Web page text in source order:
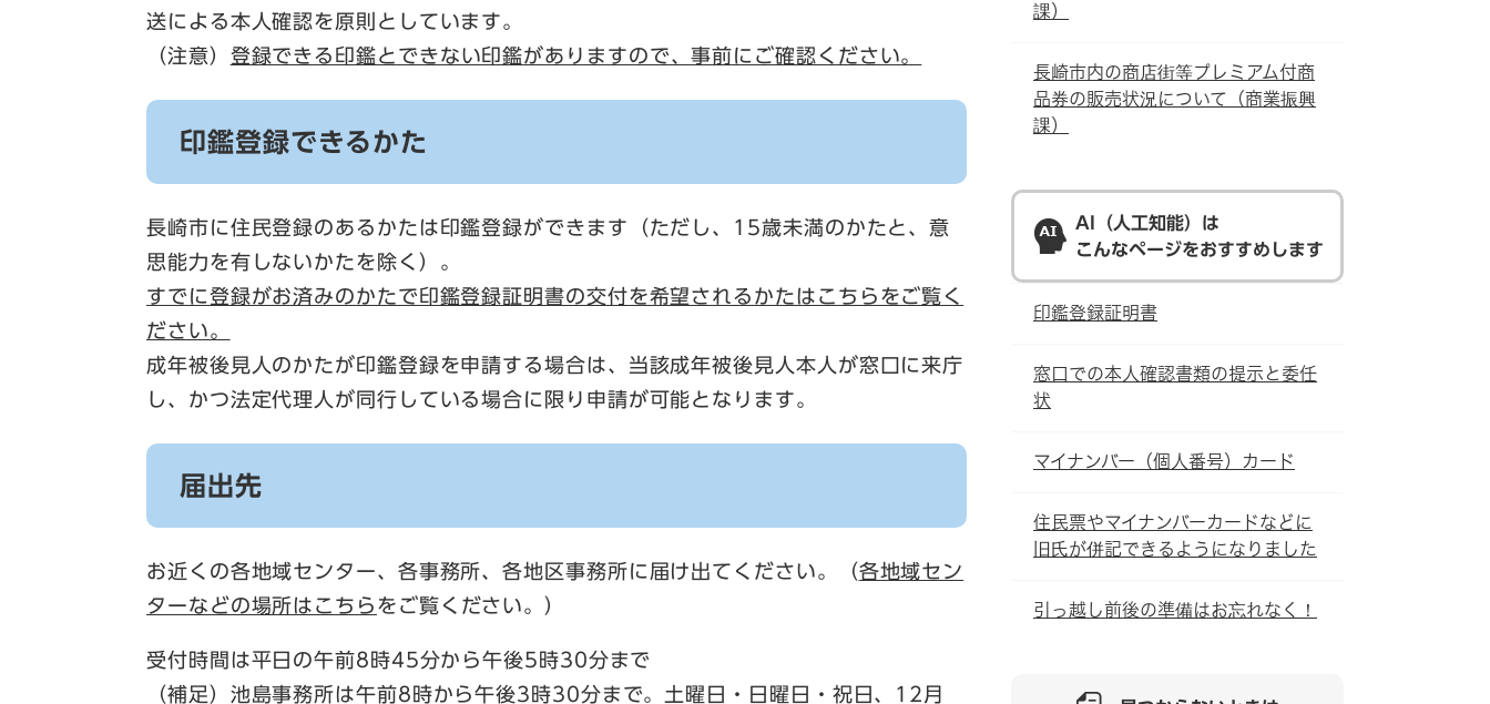
送による本人確認を原則としています。
​（注意） 登録できる印鑑とできない印鑑がありますので、事前にご確認ください。
印鑑登録できるかた
長崎市に住民登録のあるかたは印鑑登録ができます（ただし、15歳未満のかたと、意
思能力を有しないかたを除く）。
すでに登録がお済みのかたで印鑑登録証明書の交付を希望されるかたはこちらをご覧く
ださい。
成年被後見人のかたが印鑑登録を申請する場合は、当該成年被後見人本人が窓口に来庁
し、かつ法定代理人が同行している場合に限り申請が可能となります。
届出先
お近くの各地域センター、各事務所、各地区事務所に届け出てください。（​各地域セン
ターなどの場所はこちら をご覧ください。）
受付時間は平日の午前8時45分から午後5時30分まで
（補足）池島事務所は午前8時から午後3時30分まで。土曜日・日曜日・祝日、12月
課）
長崎市内の商店街等プレミアム付商
品券の販売状況について（商業振興
課）
AI（人工知能）は
こんなページをおすすめします
印鑑登録証明書
窓口での本人確認書類の提示と委任
状
マイナンバー（個人番号）カード
住民票やマイナンバーカードなどに
旧氏が併記できるようになりました
引っ越し前後の準備はお忘れなく！